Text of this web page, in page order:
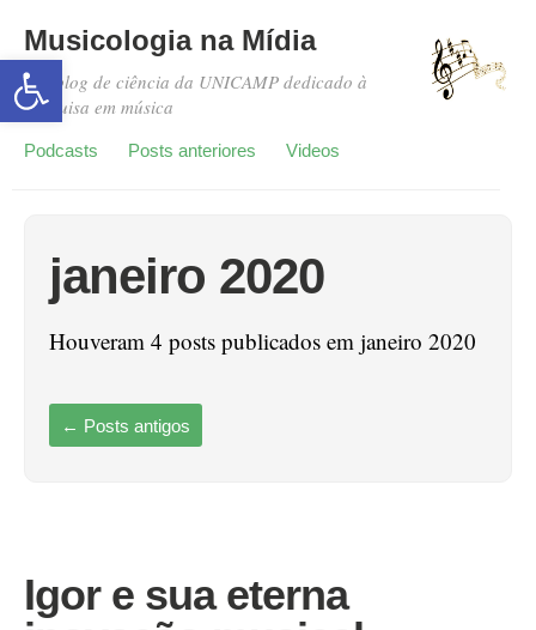
Abrir a barra de ferramentas
Musicologia na Mídia
Um blog de ciência da UNICAMP dedicado à
pesquisa em música
Podcasts Posts anteriores Videos
janeiro 2020
Houveram 4 posts publicados em janeiro 2020
← Posts antigos
Igor e sua eterna